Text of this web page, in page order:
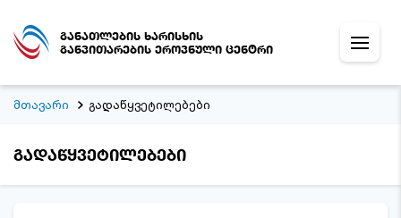
განათლების ხარისხის
განვითარების ეროვნული ცენტრი
მთავარი გადაწყვეტილებები
გადაწყვეტილებები